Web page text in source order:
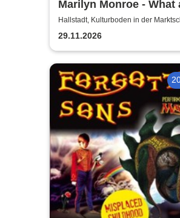
Marilyn Monroe - What
Beautiful Dream |
Theatersommer
Hallstadt, Kulturboden in der
29.11.2026